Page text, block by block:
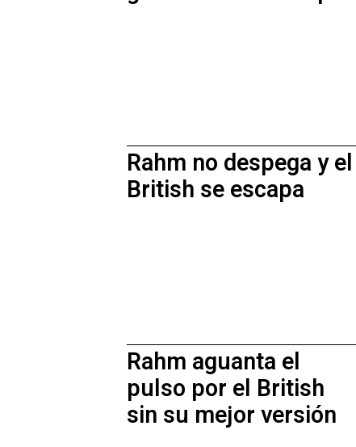
Rahm no despega y el
British se escapa
Rahm aguanta el
pulso por el British
sin su mejor versión